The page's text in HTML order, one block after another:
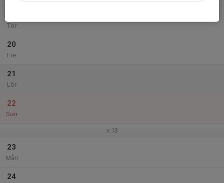
Tor
20
Fre
21
Lör
22
Sön
v.13
23
Mån
24